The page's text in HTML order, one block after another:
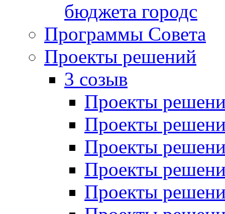
бюджета городс
Программы Совета
Проекты решений
3 созыв
Проекты
Проекты
Проекты
Проекты
Проекты